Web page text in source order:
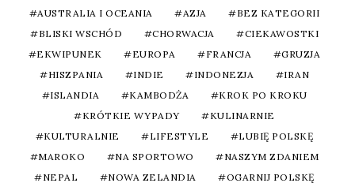
AUSTRALIA I OCEANIA
AZJA
BEZ KATEGORII
BLISKI WSCHÓD
CHORWACJA
CIEKAWOSTKI
EKWIPUNEK
EUROPA FRANCJA
GRUZJA
HISZPANIA
INDIE INDONEZJA
IRAN
ISLANDIA
KAMBODŻA
KROK PO KROKU
KRÓTKIE WYPADY
KULINARNIE
KULTURALNIE
LIFESTYLE
LUBIĘ POLSKĘ
MAROKO
NA SPORTOWO
NASZYM ZDANIEM
NEPAL
NOWA ZELANDIA
OGARNIJ POLSKĘ